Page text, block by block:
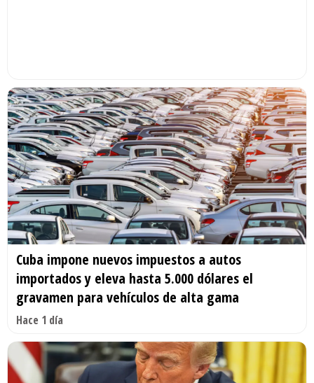
Cuba impone nuevos impuestos a autos
importados y eleva hasta 5.000 dólares el
gravamen para vehículos de alta gama
Hace 1 día